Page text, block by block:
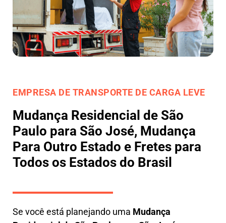
EMPRESA DE TRANSPORTE DE CARGA LEVE
Mudança Residencial de São
Paulo para São José, Mudança
Para Outro Estado e Fretes para
Todos os Estados do Brasil
Se você está planejando uma Mudança